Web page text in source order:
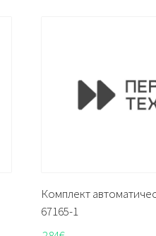
Комплект
67165-1